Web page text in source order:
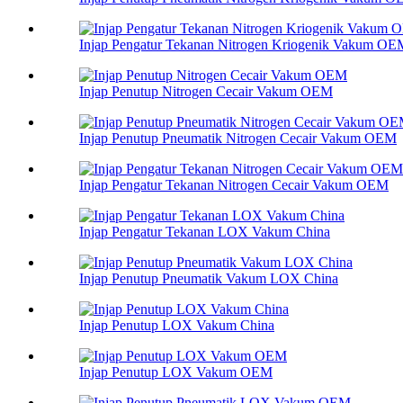
Injap Pengatur Tekanan Nitrogen Kriogenik Vakum
Injap Penutup Nitrogen Cecair Vakum OEM
Injap Penutup Pneumatik Nitrogen Cecair Vakum OEM
Injap Pengatur Tekanan Nitrogen Cecair Vakum OEM
Injap Pengatur Tekanan LOX Vakum China
Injap Penutup Pneumatik Vakum LOX China
Injap Penutup LOX Vakum China
Injap Penutup LOX Vakum OEM